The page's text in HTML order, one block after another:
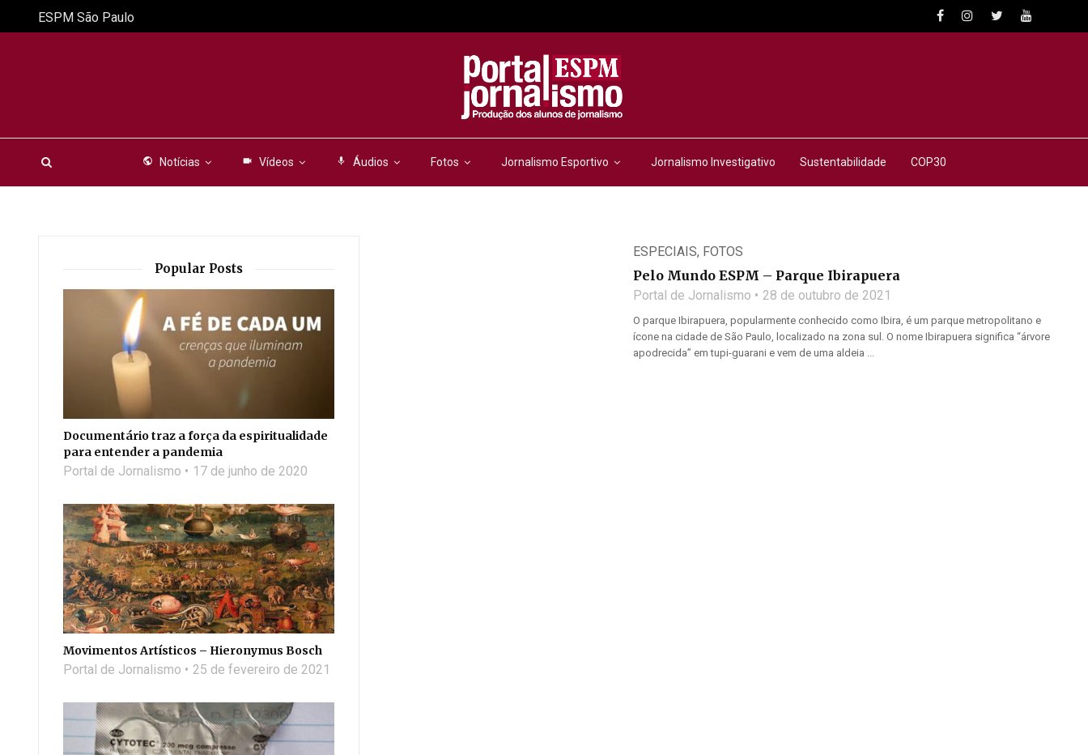
public Notícias videocam Vídeos mic Áudios Fotos Jornalismo Esportivo Jornalismo Investigativo Sustentabilidade COP30
ESPM São Paulo
ESPECIAIS, FOTOS
Pelo Mundo ESPM – Parque Ibirapuera
Portal de Jornalismo 28 de outubro de 2021
O parque Ibirapuera, popularmente conhecido como Ibira, é um parque metropolitano e
ícone na cidade de São Paulo, localizado na zona sul. O nome Ibirapuera significa “árvore
apodrecida” em tupi-guarani e vem de uma aldeia ...
Popular Posts
Documentário traz a força da espiritualidade
para entender a pandemia
Portal de Jornalismo 17 de junho de 2020
Movimentos Artísticos – Hieronymus Bosch
Portal de Jornalismo 25 de fevereiro de 2021